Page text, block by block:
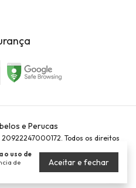
o uso de
de
Aceitar e fechar
e Perucas
Todos os direitos